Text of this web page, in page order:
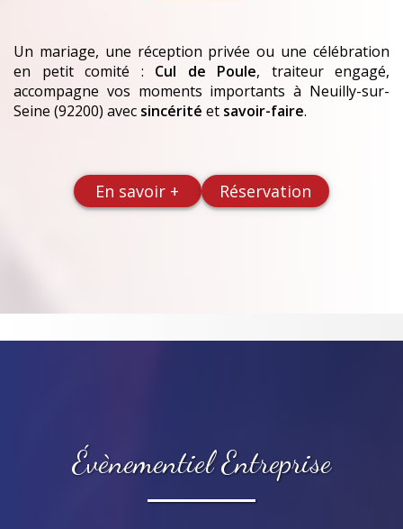
Un mariage, une réception privée ou une célébration
en petit comité : Cul de Poule, traiteur engagé,
accompagne vos moments importantsà Neuilly-sur-
Seine (92200) avec sincérité et savoir-faire.
En savoir + Réservation
Évènementiel Entreprise